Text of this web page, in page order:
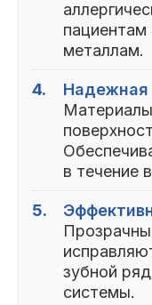
пациентам
металлам.
4.
Надежная
в течение
5.
зубной
системы.